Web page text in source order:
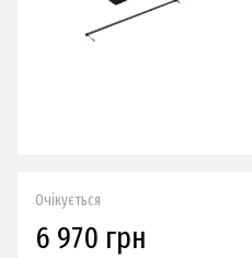
Очікується
6 970 грн